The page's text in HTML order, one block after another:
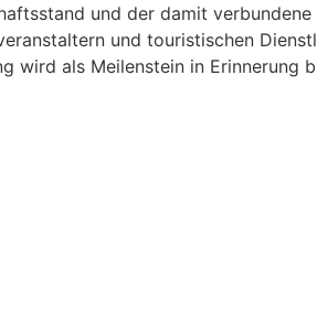
und der damit
und touristischen
wird als Meilenstein in Erinnerung